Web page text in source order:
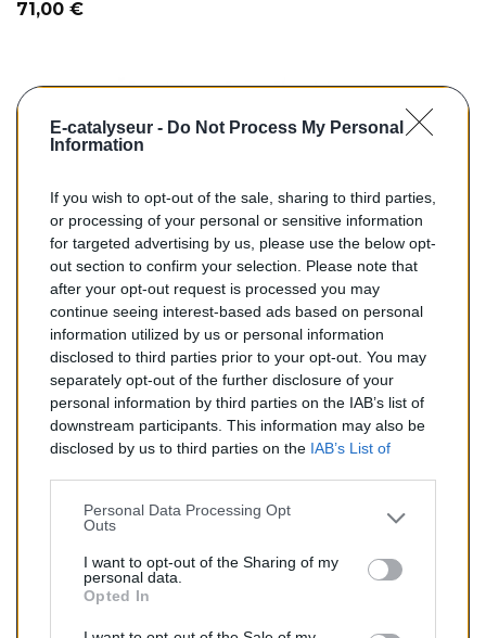
E-catalyseur - Do Not Process My Personal
Information
If you wish to opt-out of the sale, sharing to third parties,
or processing of your personal or sensitive information
for targeted advertising by us, please use the below opt-
out section to confirm your selection. Please note that
after your opt-out request is processed you may
continue seeing interest-based ads based on personal
information utilized by us or personal information
disclosed to third parties prior to your opt-out. You may
separately opt-out of the further disclosure of your
personal information by third parties on the IAB’s list of
downstream participants. This information may also be
disclosed by us to third parties on the IAB’s List of
Personal Data Processing Opt
Outs
I want to opt-out of the Sharing of my
personal data.
Opted In
Prix
71,00 €
AJOUTER AU PANIER search
Tuyau De Pression Pour FAP...
Tuyau de pression pour FAP pour PEUGEOT EXPERT 2.0
HDi (Diesel) de 01/2010 à aujourd'hui